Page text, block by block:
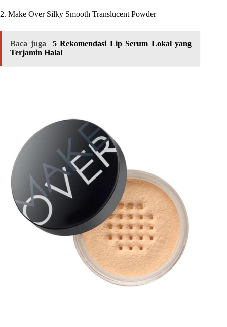
2. Make Over Silky Smooth Translucent Powder
Baca juga
5 Rekomendasi Lip Serum Lokal yang
Terjamin Halal